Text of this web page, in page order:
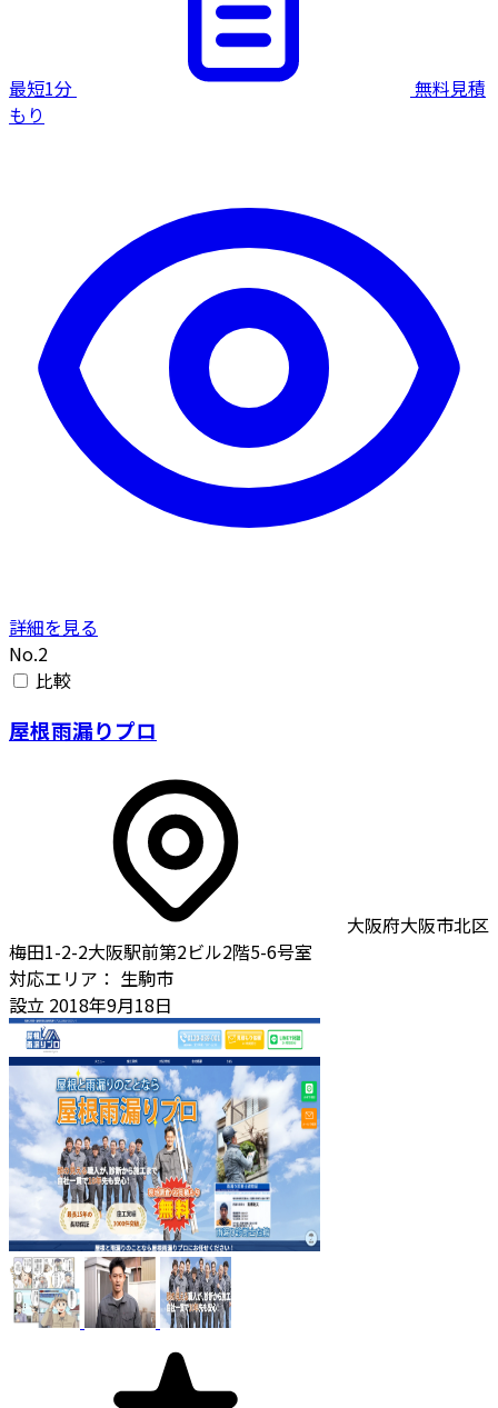
最短1分
無料見積
もり
詳細を見る
No.2
比較
屋根雨漏りプロ
大阪府大阪市北区
梅田1-2-2大阪駅前第2ビル2階5-6号室
対応エリア： 生駒市
設立 2018年9月18日